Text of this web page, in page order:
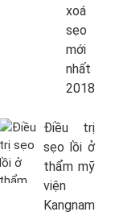
xoá
sẹo
mới
nhất
2018
Điều trị
sẹo lồi ở
thẩm mỹ
viện
Kangnam